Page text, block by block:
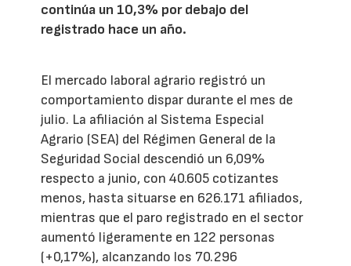
continúa un 10,3% por debajo del
registrado hace un año.
El mercado laboral agrario registró un
comportamiento dispar durante el mes de
julio. La afiliación al Sistema Especial
Agrario (SEA) del Régimen General de la
Seguridad Social descendió un 6,09%
respecto a junio, con 40.605 cotizantes
menos, hasta situarse en 626.171 afiliados,
mientras que el paro registrado en el sector
aumentó ligeramente en 122 personas
(+0,17%), alcanzando los 70.296